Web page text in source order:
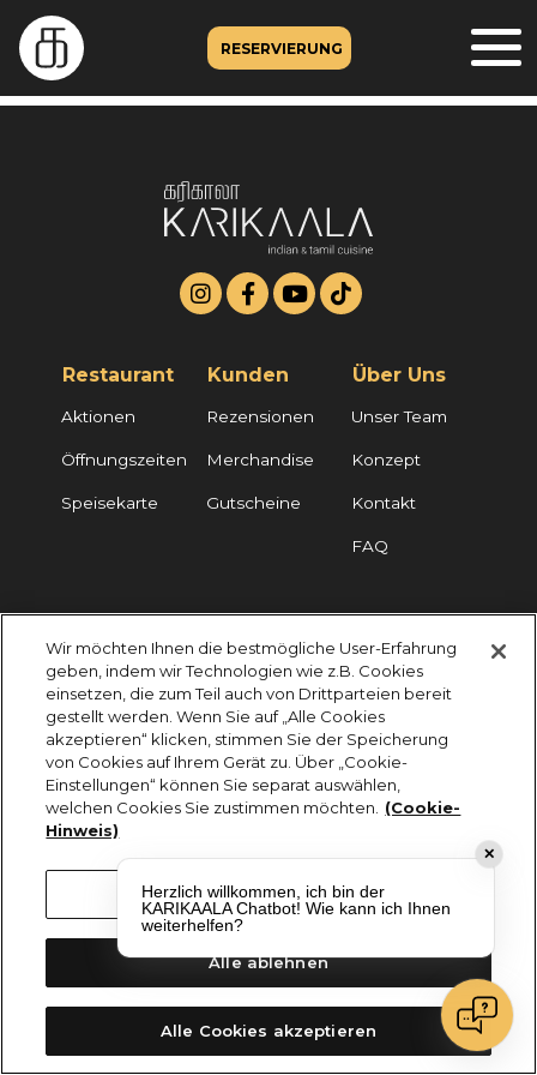
RESERVIERUNG
Restaurant
Aktionen
Öffnungszeiten
Speisekarte
Kunden
Rezensionen
Merchandise
Gutscheine
Über Uns
Unser Team
Konzept
Kontakt
FAQ
KARIKAALA ©2026 - Saily Food Service GmbH
Alle Rechte vorbehalten
✕
Herzlich willkommen, ich bin der
KARIKAALA Chatbot! Wie kann ich Ihnen
weiterhelfen?
Wir möchten Ihnen die bestmögliche User-Erfahrung
geben, indem wir Technologien wie z.B. Cookies
einsetzen, die zum Teil auch von Drittparteien bereit
gestellt werden. Wenn Sie auf „Alle Cookies
akzeptieren“ klicken, stimmen Sie der Speicherung
von Cookies auf Ihrem Gerät zu. Über „Cookie-
Einstellungen“ können Sie separat auswählen,
welchen Cookies Sie zustimmen möchten.
(Cookie-
Hinweis)
Cookie-Einstellungen
Alle ablehnen
Alle Cookies akzeptieren